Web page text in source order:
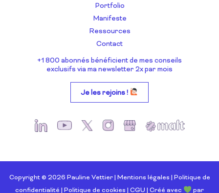
Portfolio
Manifeste
Ressources
Contact
+1 800 abonnés bénéficient de mes conseils
exclusifs via ma newsletter 2x par mois
Je les rejoins !
Copyright © 2026 Pauline Vettier | Mentions légales | Politique de
confidentialité |Politique de cookies |CGU | Créé avec par